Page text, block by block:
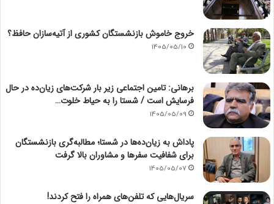
خروج خاموش بازنشستگان کشوری از آتیه‌سازان حافظ؟
1405/05/10
برهانی: تامین اجتماعی زیر بار شرکت‌های زیان‌ده در حال
فرسایش است / شستا را به حیاط خلوت…
1405/05/09
پاداش به زیان‌ده‌ها در شستا؛ مطالبه‌گری بازنشستگان
برای شفافیت سفرها و مشاوران بالا گرفت
1405/05/07
سریال‌هایی که تلفن‌های همراه را فتح کردند!